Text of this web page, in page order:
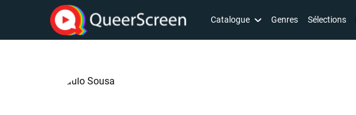
Catalogue Genres Sélections